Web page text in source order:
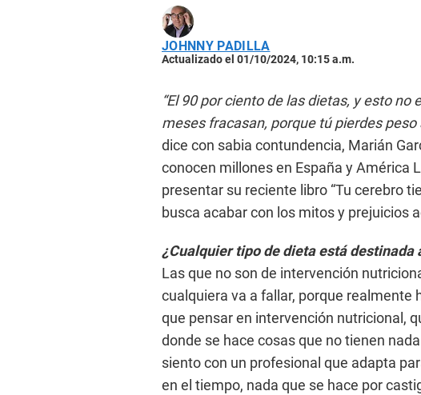
JOHNNY PADILLA
Actualizado el 01/10/2024, 10:15 a.m.
“El 90 por ciento de las dietas, y esto
meses fracasan, porque tú pierdes
dice con sabia contundencia, Marián
conocen millones en España y América
presentar su reciente libro “Tu cerebro
busca acabar con los mitos y prejuicios
¿Cualquier tipo de dieta está destinada
Las que no son de intervención
cualquiera va a fallar, porque realmente
que pensar en intervención nutricional,
donde se hace cosas que no tienen
siento con un profesional que adapta
en el tiempo, nada que se hace por